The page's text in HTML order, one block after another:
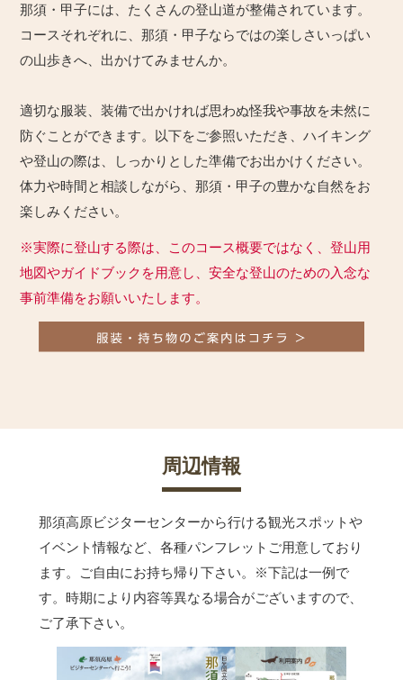
那須・甲子には、たくさんの登山道が整備されています。
コースそれぞれに、那須・甲子ならではの楽しさいっぱい
の山歩きへ、出かけてみませんか。
適切な服装、装備で出かければ思わぬ怪我や事故を未然に
防ぐことができます。以下をご参照いただき、ハイキング
や登山の際は、しっかりとした準備でお出かけください。
体力や時間と相談しながら、那須・甲子の豊かな自然をお
楽しみください。
※実際に登山する際は、このコース概要ではなく、登山用
地図やガイドブックを用意し、安全な登山のための入念な
事前準備をお願いいたします。
周辺情報
那須高原ビジターセンターから行ける観光スポットや
イベント情報など、各種パンフレットご用意しており
ます。ご自由にお持ち帰り下さい。
※下記は一例で
す。時期により内容等異なる場合がございますので、
ご了承下さい。